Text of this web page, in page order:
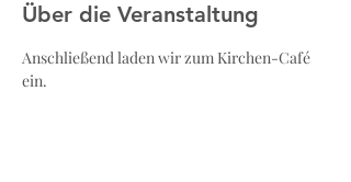
Über die Veranstaltung
Anschließend laden wir zum Kirchen-Café
ein.